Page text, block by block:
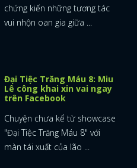
x
chứng kiến những tương tác
vui nhộn oan gia giữa ...
Đại Tiệc Trăng Máu 8: Miu
Lê công khai xin vai ngay
trên Facebook
Chuyện chưa kể từ showcase
"Đại Tiệc Trăng Máu 8" với
màn tái xuất của lão ...